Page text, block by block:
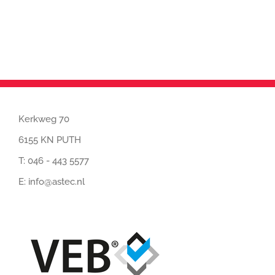
Kerkweg 70
6155 KN PUTH
T: 046 - 443 5577
E: info@astec.nl